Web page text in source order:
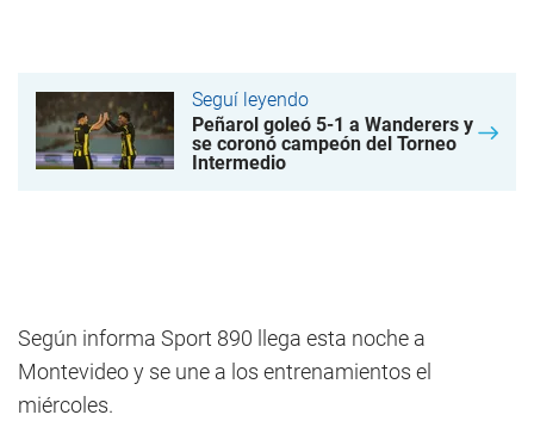
Seguí leyendo
Peñarol goleó 5-1 a Wanderers y
se coronó campeón del Torneo
Intermedio
Según informa Sport 890 llega esta noche a
Montevideo y se une a los entrenamientos el
miércoles.